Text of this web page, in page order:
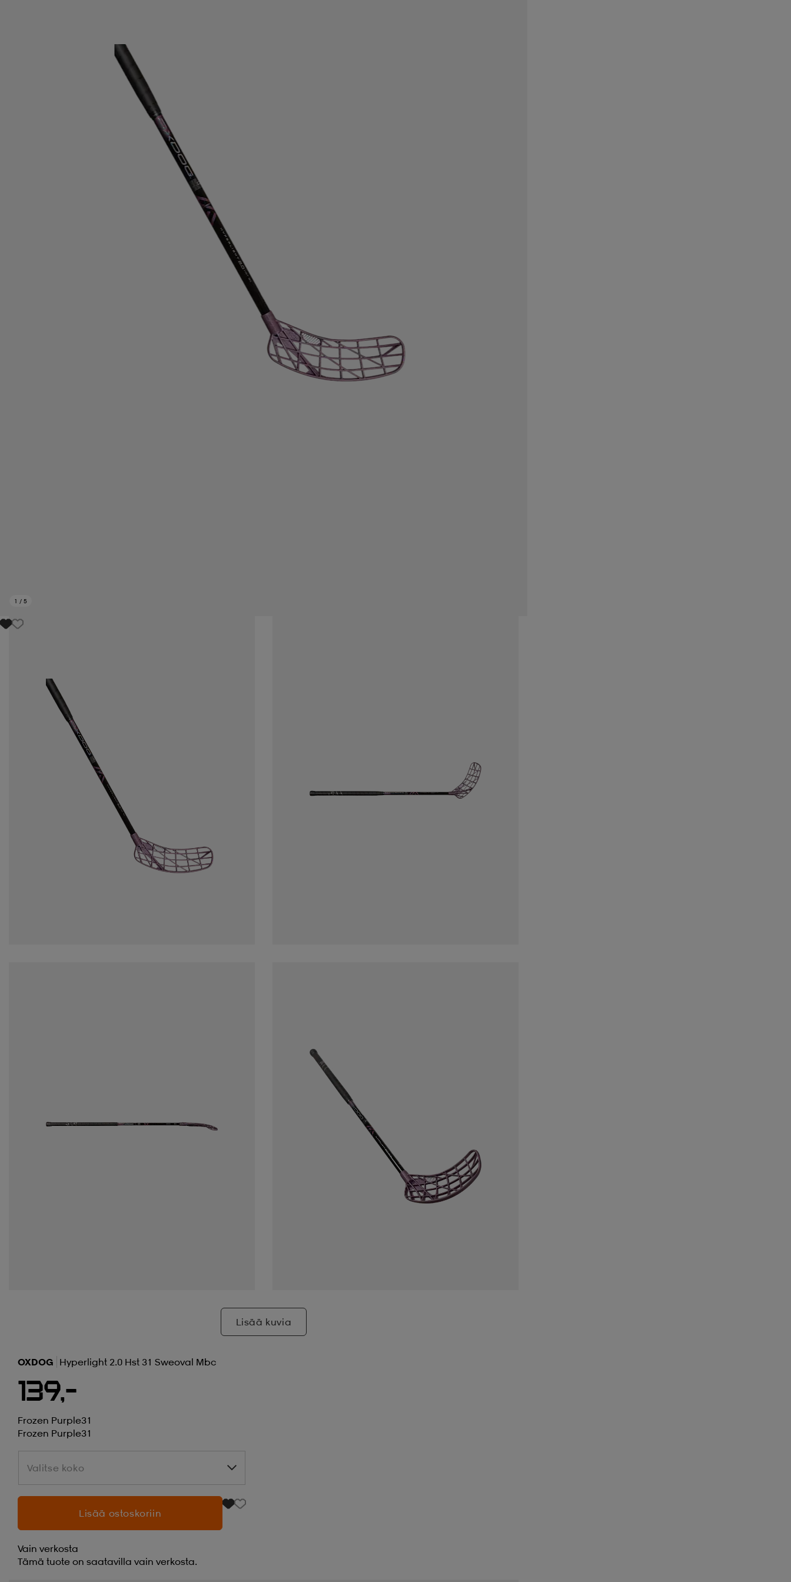
1 / 5
Lisää kuvia
OXDOG Hyperlight 2.0 Hst 31 Sweoval Mbc
139,-
Frozen Purple31
Frozen Purple31
Valitse koko
Valitse koko
Lisää ostoskoriin
Vain verkosta
Tämä tuote on saatavilla vain verkosta.